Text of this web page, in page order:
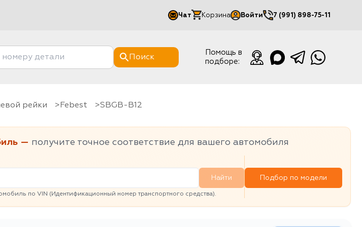
Чат Корзина Войти
Мой кабинет
7 (991) 898-75-11
Поиск
Помощь в
подборе:
рейки Febest SBGB-B12
— получите точное соответствие для вашего автомобиля
Найти
по VIN (Идентификационный номер транспортного средства).
Подбор по модели